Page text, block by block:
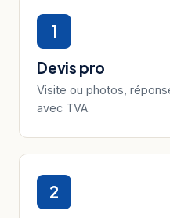
1
Devis pro
Visite ou photos,
avec TVA.
2